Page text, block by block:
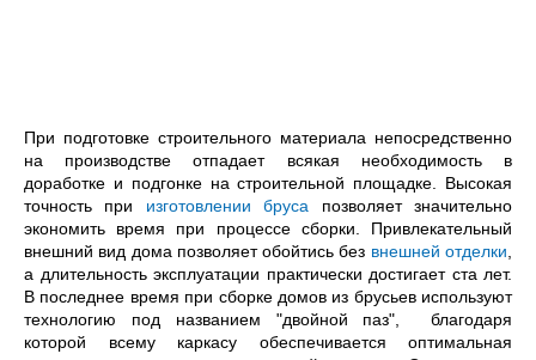
При подготовке строительного материала непосредственно
на производстве отпадает всякая необходимость в
доработке и подгонке на строительной площадке. Высокая
точность при изготовлении бруса позволяет значительно
экономить время при процессе сборки. Привлекательный
внешний вид дома позволяет обойтись без внешней отделки
а длительность эксплуатации практически достигает ста лет.
В последнее время при сборке домов из брусьев используют
технологию под названием "двойной паз", благодаря
которой всему каркасу обеспечивается оптимальная